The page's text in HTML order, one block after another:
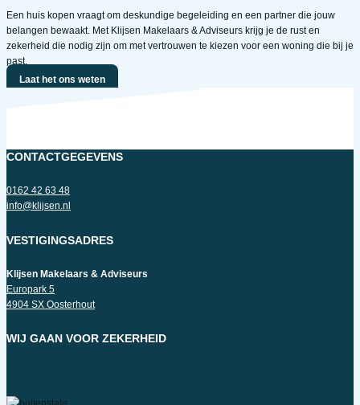
Een huis kopen vraagt om deskundige begeleiding en een partner die jouw
belangen bewaakt. Met Klijsen Makelaars & Adviseurs krijg je de rust en
zekerheid die nodig zijn om met vertrouwen te kiezen voor een woning die bij je
past.
Laat het ons weten
CONTACTGEGEVENS
0162 42 63 48
info@klijsen.nl
VESTIGINGSADRES
Klijsen Makelaars & Adviseurs
Europark 5
4904 SX Oosterhout
WIJ GAAN VOOR ZEKERHEID